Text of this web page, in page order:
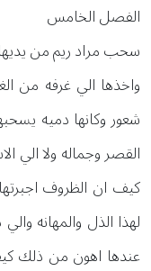
الفصل الخامس
سحب مراد ريم من
واخذها الي غرفه من
شعور وكانها دميه
القصر وجماله ولا الي
كيف ان الظروف
لهذا الذل والمهانه
عندها اهون من ذلك